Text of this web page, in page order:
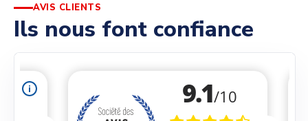
AVIS CLIENTS
Ils nous font confiance